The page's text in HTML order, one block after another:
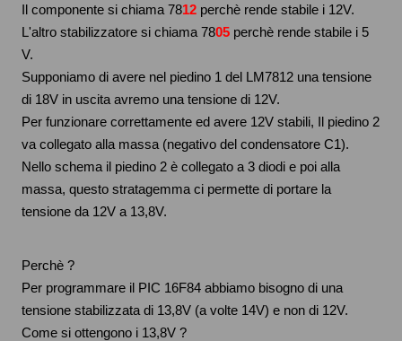
Il componente si chiama 7812 perchè rende stabile i 12V.
L'altro stabilizzatore si chiama 7805perchè rende stabile i 5
V.
Supponiamo di avere nel piedino 1 del LM7812 una tensione
di 18V in uscita avremo una tensione di 12V.
Per funzionare correttamente ed avere 12V stabili, Il piedino 2
va collegato alla massa (negativo del condensatore C1).
Nello schema il piedino 2 è collegato a 3 diodi e poi alla
massa, questo stratagemma ci permette di portare la
tensione da 12V a 13,8V.
Perchè ?
Per programmare il PIC 16F84 abbiamo bisogno di una
tensione stabilizzata di 13,8V (a volte 14V) e non di 12V.
Come si ottengono i 13,8V ?